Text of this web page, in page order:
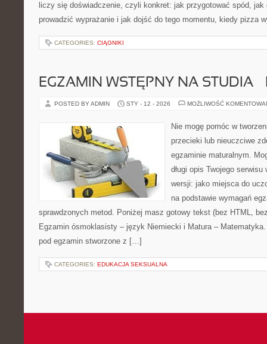
liczy się doświadczenie, czyli konkret: jak przygotować spód, jak
prowadzić wyprażanie i jak dojść do tego momentu, kiedy pizza
CATEGORIES: CIĄGNIKI
EGZAMIN WSTĘPNY NA STUDIA –
POSTED BY ADMIN STY - 12 - 2026 MOŻLIWOŚĆ
Nie mogę pomóc w
przecieki lub nieuczciwe
egzaminie maturalnym.
długi opis Twojego
wersji: jako miejsca do
na podstawie wymagań
sprawdzonych metod. Poniżej masz gotowy tekst (bez HTML,
Egzamin ósmoklasisty – język Niemiecki i Matura –
pod egzamin stworzone z […]
CATEGORIES: EDUKACJA SEKSUALNA